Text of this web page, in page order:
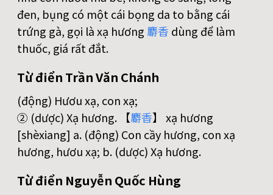
đen, bụng có một cái bọng da to bằng cái
trứng gà, gọi là xạ hương 麝香 dùng để làm
thuốc, giá rất đắt.
Từ điển Trần Văn Chánh
(động) Hươu xạ, con xạ;
② (dược) Xạ hương. 【麝香】 xạ hương
[shèxiang] a. (động) Con cầy hương, con xạ
hương, hươu xạ; b. (dược) Xạ hương.
Từ điển Nguyễn Quốc Hùng